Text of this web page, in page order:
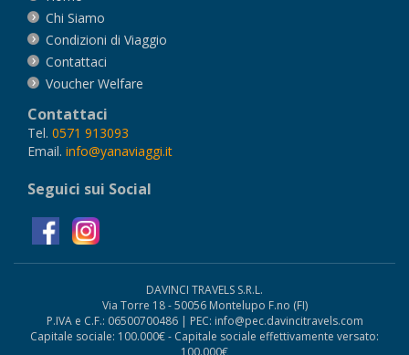
Chi Siamo
Condizioni di Viaggio
Contattaci
Voucher Welfare
Contattaci
Tel. 0571 913093
Email. info@yanaviaggi.it
Seguici sui Social
DAVINCI TRAVELS S.R.L.
Via Torre 18 - 50056 Montelupo F.no (FI)
P.IVA e C.F.: 06500700486 | PEC: info@pec.davincitravels.com
Capitale sociale: 100.000€ - Capitale sociale effettivamente versato: